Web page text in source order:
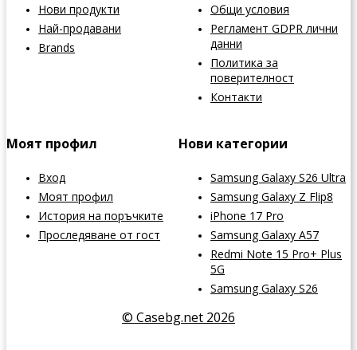
Нови продукти
Най-продавани
Brands
Общи условия
Регламент GDPR лични
данни
Политика за
поверителност
Контакти
Моят профил
Вход
Моят профил
История на поръчките
Проследяване от гост
Нови категории
Samsung Galaxy S26 Ultra
Samsung Galaxy Z Flip8
iPhone 17 Pro
Samsung Galaxy A57
Redmi Note 15 Pro+ Plus
5G
Samsung Galaxy S26
© Casebg.net 2026